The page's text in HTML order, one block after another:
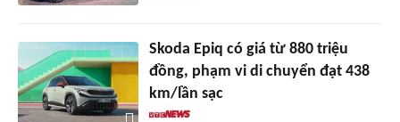
Skoda Epiq có giá từ 880 triệu
đồng, phạm vi di chuyển đạt 438
km/lần sạc